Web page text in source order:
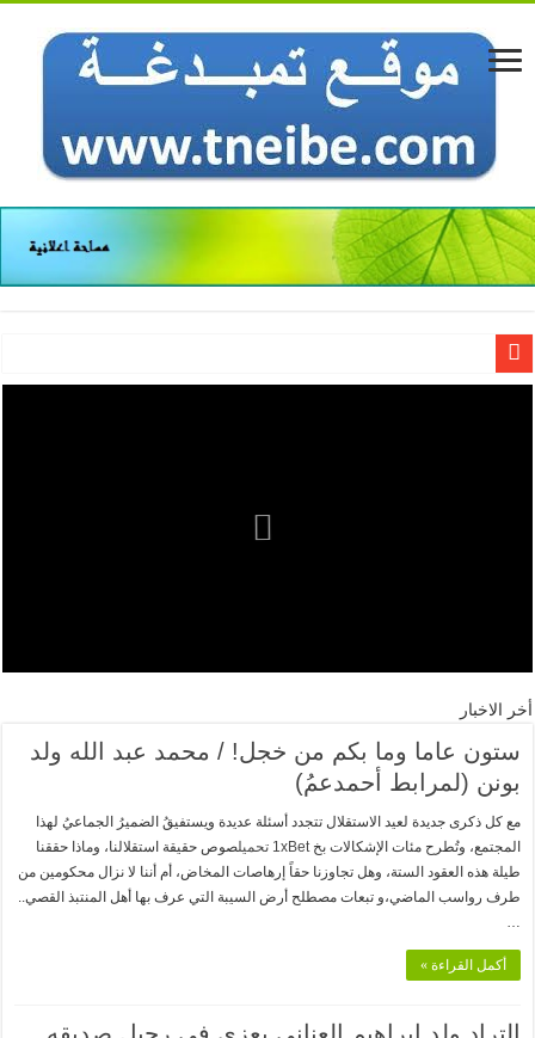
ستون عاما وما بكم من خجل! / محمد عبد الله ولد بونن (لمرابط أحمدعمُ)
عودة المؤتمر الصحفي الأسبوعي حول جائحة كورونا
أخر الاخبار
ستون عاما وما بكم من خجل! / محمد عبد الله ولد
بونن (لمرابط أحمدعمُ)
مع كل ذكرى جديدة لعيد الاستقلال تتجدد أسئلة عديدة ويستفيقُ الضميرُ الجماعيُ لهذا
المجتمع، وتُطرح مئات الإشكالات بخ1xBet تحميل
صوص حقيقة استقلالنا، وماذا حققنا
طيلة هذه العقود الستة، وهل تجاوزنا حقاً إرهاصات المخاض، أم أننا لا نزال محكومين من
طرف رواسب الماضي،و تبعات مصطلح أرض السيبة التي عرف بها أهل المنتبذ القصي..
أكمل القراءة »
التراد ولد ابراهيم العناني يعزي في رحيل صديقه